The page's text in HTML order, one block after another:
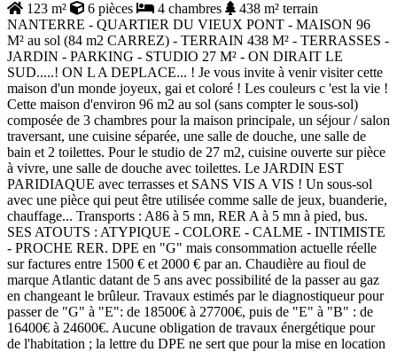
123 m² 6 pièces 4 chambres
438 m² terrain
NANTERRE - QUARTIER DU VIEUX PONT - MAISON 96
M² au sol (84 m2 CARREZ) - TERRAIN 438 M² - TERRASSES -
JARDIN - PARKING - STUDIO 27 M² - ON DIRAIT LE
SUD.....! ON L A DEPLACE... ! Je vous invite à venir visiter cette
maison d'un monde joyeux, gai et coloré ! Les couleurs c 'est la vie !
Cette maison d'environ 96 m2 au sol (sans compter le sous-sol)
composée de 3 chambres pour la maison principale, un séjour / salon
traversant, une cuisine séparée, une salle de douche, une salle de
bain et 2 toilettes. Pour le studio de 27 m2, cuisine ouverte sur pièce
à vivre, une salle de douche avec toilettes. Le JARDIN EST
PARIDIAQUE avec terrasses et SANS VIS A VIS ! Un sous-sol
avec une pièce qui peut être utilisée comme salle de jeux, buanderie,
chauffage... Transports : A86 à 5 mn, RER A à 5 mn à pied, bus.
SES ATOUTS : ATYPIQUE - COLORE - CALME - INTIMISTE
- PROCHE RER. DPE en "G" mais consommation actuelle réelle
sur factures entre 1500 € et 2000 € par an. Chaudière au fioul de
marque Atlantic datant de 5 ans avec possibilité de la passer au gaz
en changeant le brûleur. Travaux estimés par le diagnostiqueur pour
passer de "G" à "E": de 18500€ à 27700€, puis de "E" à "B" : de
16400€ à 24600€. Aucune obligation de travaux énergétique pour
de l'habitation ; la lettre du DPE ne sert que pour la mise en location